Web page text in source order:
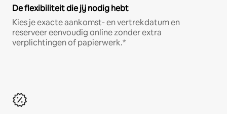
De flexibiliteit die jij nodig hebt
Kies je exacte aankomst- en vertrekdatum en
reserveer eenvoudig online zonder extra
verplichtingen of papierwerk.*